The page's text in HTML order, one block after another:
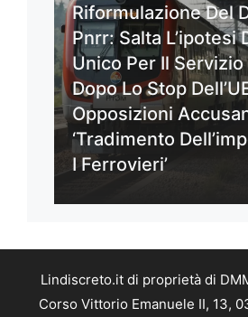
Riformulazione Del
Pnrr: Salta L’ipotesi
Unico Per Il
Dopo Lo Stop
Opposizioni
‘Tradimento
I Ferrovieri’
Lindiscreto.it di proprietà di
Corso Vittorio Emanuele II, 13,